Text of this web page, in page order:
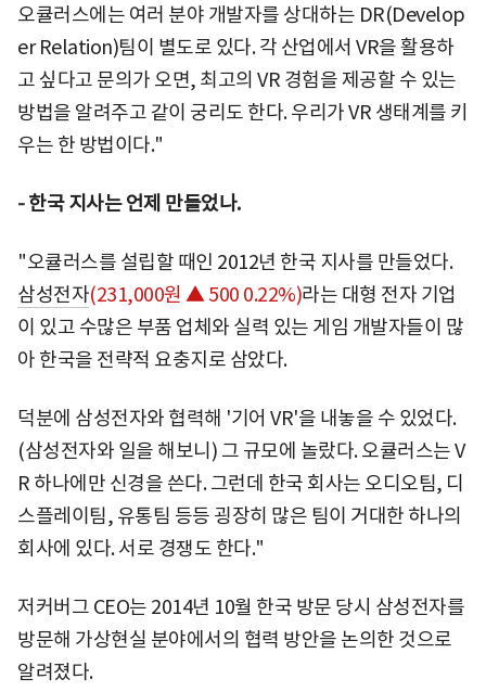
오큘러스에는 여러 분야 개발자를 상대하는 DR(Develop
er Relation)팀이 별도로 있다. 각 산업에서 VR을 활용하
고 싶다고 문의가 오면, 최고의 VR 경험을 제공할 수 있는
방법을 알려주고 같이 궁리도 한다. 우리가 VR 생태계를 키
우는 한 방법이다."
-한국 지사는 언제 만들었나.
"오큘러스를 설립할 때인 2012년 한국 지사를 만들었다.
삼성전자(231,000원 ▲ 500 0.22%)라는 대형 전자 기업
이 있고 수많은 부품 업체와 실력 있는 게임 개발자들이 많
아 한국을 전략적 요충지로 삼았다.
덕분에 삼성전자와 협력해 '기어 VR'을 내놓을 수 있었다.
(삼성전자와 일을 해보니) 그 규모에 놀랐다. 오큘러스는 V
R 하나에만 신경을 쓴다. 그런데 한국 회사는 오디오팀, 디
스플레이팀, 유통팀 등등 굉장히 많은 팀이 거대한 하나의
회사에 있다. 서로 경쟁도 한다."
저커버그 CEO는 2014년 10월 한국 방문 당시 삼성전자를
방문해 가상현실 분야에서의 협력 방안을 논의한 것으로
알려졌다.